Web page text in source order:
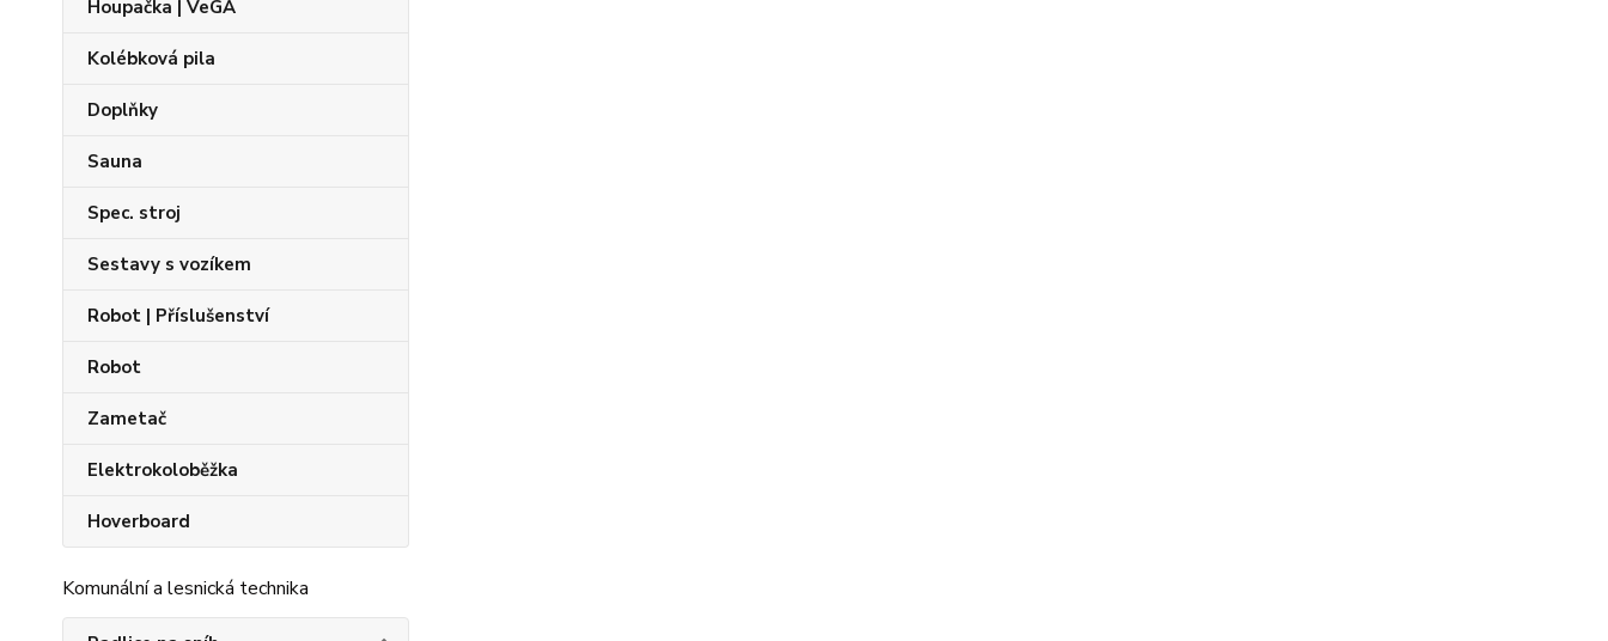
Houpačka | VeGA
Kolébková pila
Doplňky
Sauna
Spec. stroj
Sestavy s vozíkem
Robot | Příslušenství
Robot
Zametač
Elektrokoloběžka
Hoverboard
Komunální a lesnická technika